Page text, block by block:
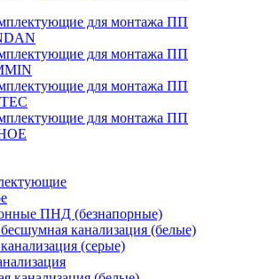
для монтажа ПП
для монтажа ПП
для монтажа ПП
для монтажа ПП
ПНД (безнапорные)
канализация (белые)
(серые)